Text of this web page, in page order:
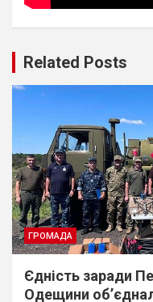
Related Posts
ГРОМАДА
Єдність заради
Одещини